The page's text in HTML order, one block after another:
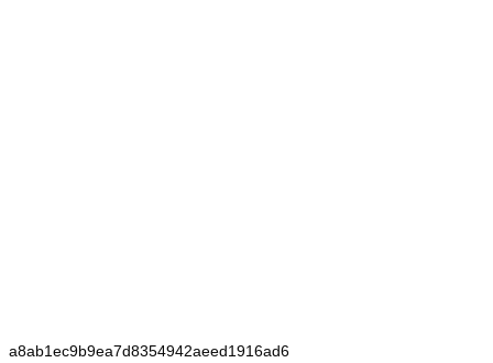
a8ab1ec9b9ea7d8354942aeed1916ad6